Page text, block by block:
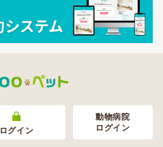
ログイン
動物病院
ログイン